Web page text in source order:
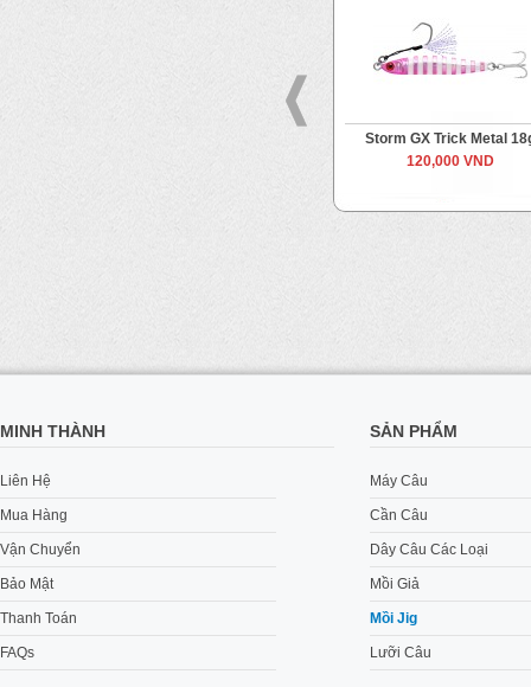
Storm GX
115,000
MINH THÀNH
Liên Hệ
Mua Hàng
Vận Chuyển
Bảo Mật
Thanh Toán
FAQs
SẢN PHẨM
Máy Câu
Cần Câu
Dây Câu Các Loại
Mồi Giả
Mồi Jig
Lưỡi Câu